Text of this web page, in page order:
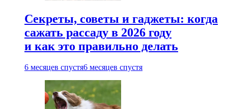
Секреты, советы и гаджеты: когда
сажать рассаду в 2026 году
и как это правильно делать
6 месяцев спустя6 месяцев спустя